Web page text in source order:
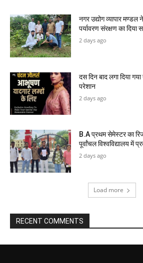
नगर उद्योग व्यापार मण्डल
पर्यावरण संरक्षण का दिया
2 days ago
दस दिन बाद लगा दिया
परेशान
2 days ago
B.A प्रथम सेमेस्टर का
पूर्वांचल विश्वविद्यालय में
2 days ago
Load more
RECENT COMMENTS